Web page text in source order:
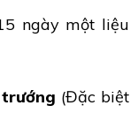
ngày một liệu
(Đặc biệt